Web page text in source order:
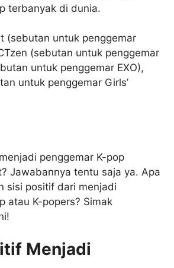
terbanyak di dunia.
(sebutan untuk penggemar
(sebutan untuk penggemar
untuk penggemar EXO),
untuk penggemar Girls’
penggemar K-pop
Jawabannya tentu saja ya. Apa
sisi positif dari menjadi
atau K-popers? Simak
Menjadi